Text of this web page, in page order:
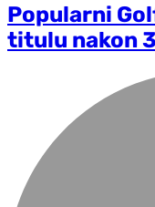
Popularni
titulu nakon